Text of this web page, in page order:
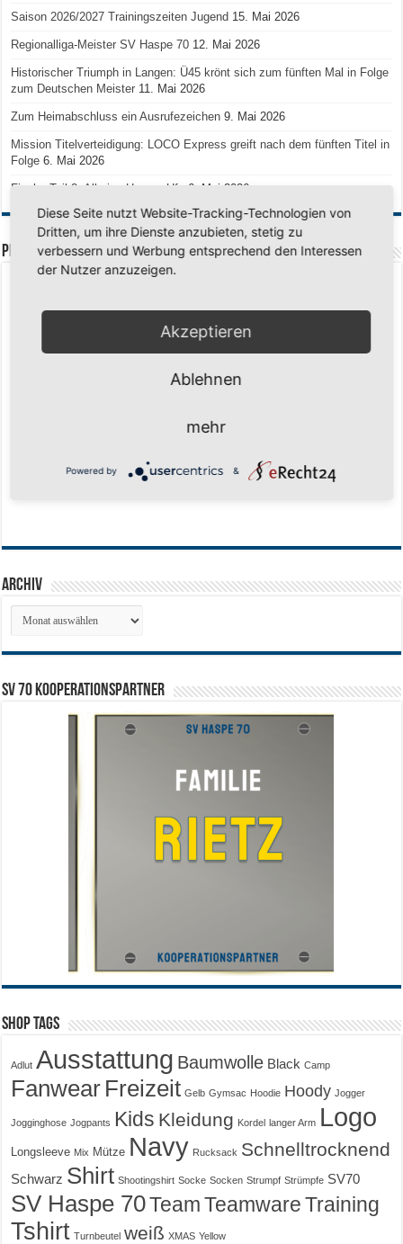
Saison 2026/2027 Trainingszeiten Jugend 15. Mai 2026
Regionalliga-Meister SV Haspe 70 12. Mai 2026
Historischer Triumph in Langen: Ü45 krönt sich zum fünften Mal in Folge
zum Deutschen Meister 11. Mai 2026
Zum Heimabschluss ein Ausrufezeichen 9. Mai 2026
Mission Titelverteidigung: LOCO Express greift nach dem fünften Titel in
Folge 6. Mai 2026
Finale, Teil 2: Alle ins Hasper Ufo 6. Mai 2026
PREMIUMPARTNER
Archiv
Archiv
SV 70 Kooperationspartner
Shop Tags
Adlut Ausstattung Baumwolle Black Camp
Fanwear Freizeit Gelb Gymsac Hoodie Hoody Jogger
Jogginghose Jogpants Kids Kleidung Kordel langer Arm Logo
Longsleeve Mix Mütze Navy Rucksack Schnelltrocknend
Schwarz Shirt Shootingshirt Socke Socken Strumpf Strümpfe SV70
SV Haspe 70Team Teamware Training
Tshirt Turnbeutel weiß XMAS Yellow
Diese Seite nutzt Website-Tracking-Technologien von
Dritten, um ihre Dienste anzubieten, stetig zu
verbessern und Werbung entsprechend den Interessen
der Nutzer anzuzeigen.
Akzeptieren
Ablehnen
mehr
Powered by &